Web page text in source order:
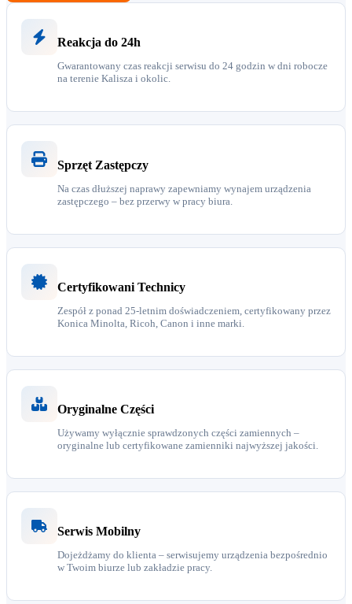
Reakcja do 24h
Gwarantowany czas reakcji serwisu do 24 godzin w dni robocze
na terenie Kalisza i okolic.
Sprzęt Zastępczy
Na czas dłuższej naprawy zapewniamy wynajem urządzenia
zastępczego – bez przerwy w pracy biura.
Certyfikowani Technicy
Zespół z ponad 25-letnim doświadczeniem, certyfikowany przez
Konica Minolta, Ricoh, Canon i inne marki.
Oryginalne Części
Używamy wyłącznie sprawdzonych części zamiennych –
oryginalne lub certyfikowane zamienniki najwyższej jakości.
Serwis Mobilny
Dojeżdżamy do klienta – serwisujemy urządzenia bezpośrednio
w Twoim biurze lub zakładzie pracy.